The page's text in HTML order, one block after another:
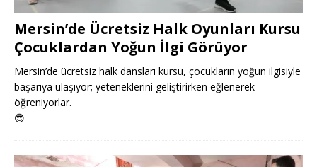
Mersin’de Ücretsiz Halk Oyunları Kursu
Çocuklardan Yoğun İlgi Görüyor
Mersin’de ücretsiz halk dansları kursu, çocukların yoğun ilgisiyle
başarıya ulaşıyor; yeteneklerini geliştirirken eğlenerek
öğreniyorlar.
😎